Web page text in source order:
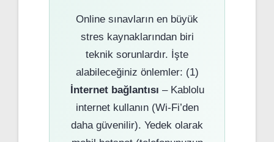
Online sınavların en büyük
stres kaynaklarından biri
teknik sorunlardır. İşte
alabileceğiniz önlemler: (1)
İnternet bağlantısı – Kablolu
internet kullanın (Wi-Fi’den
daha güvenilir). Yedek olarak